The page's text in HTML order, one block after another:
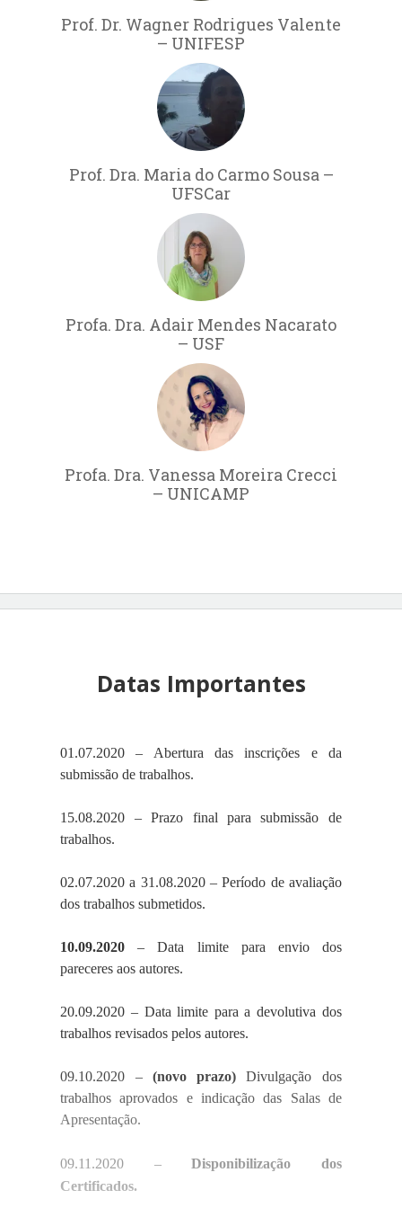
Prof. Dr. Wagner Rodrigues Valente
– UNIFESP
Prof. Dra. Maria do Carmo Sousa –
UFSCar
Profa. Dra. Adair Mendes Nacarato
– USF
Profa. Dra. Vanessa Moreira Crecci
– UNICAMP
Datas Importantes
01.07.2020 – Abertura das inscrições e da
submissão de trabalhos.
15.08.2020 – Prazo final para submissão de
trabalhos.
02.07.2020 a 31.08.2020 – Período de avaliação
dos trabalhos submetidos.
10.09.2020 – Data limite para envio dos
pareceres aos autores.
20.09.2020 – Data limite para a devolutiva dos
trabalhos revisados pelos autores.
09.10.2020 – (novo prazo) Divulgação dos
trabalhos aprovados e indicação das Salas de
Apresentação.
09.11.2020 –Disponibilização dos
Certificados.